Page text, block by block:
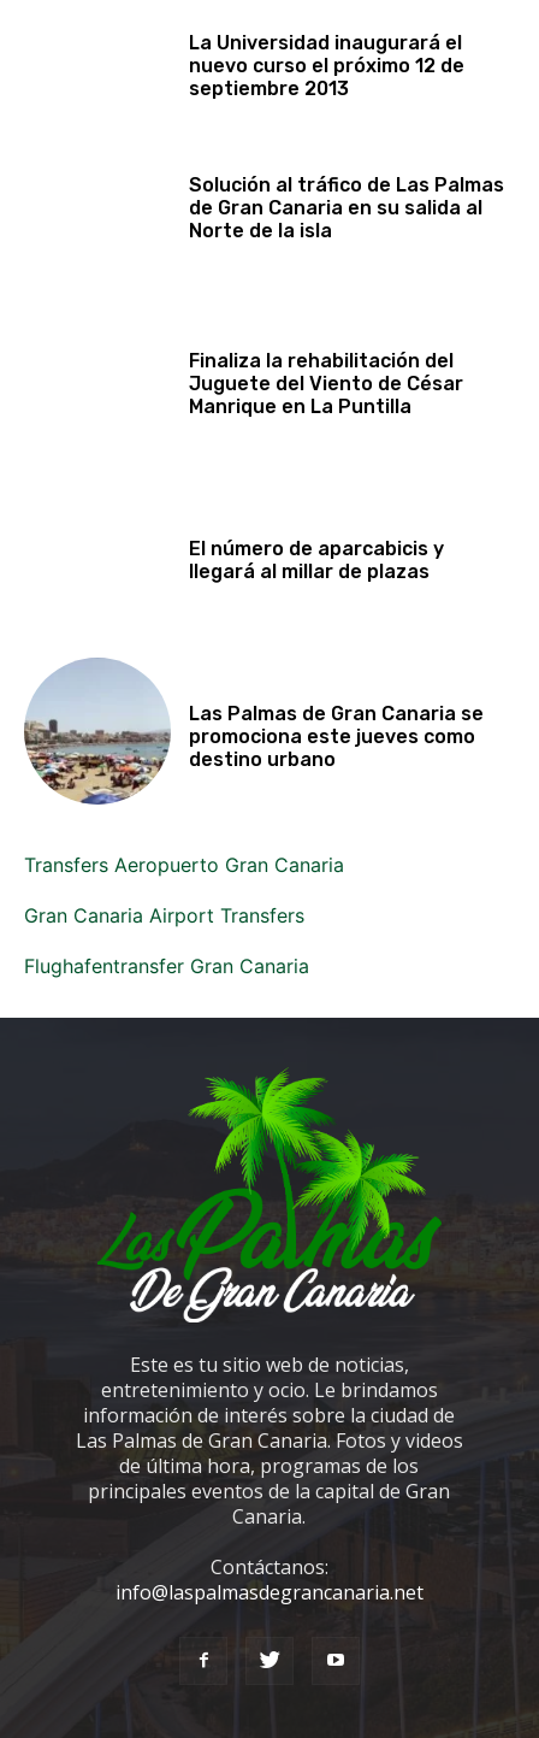
La Universidad inaugurará el
nuevo curso el próximo 12 de
septiembre 2013
Solución al tráfico de Las Palmas
de Gran Canaria en su salida al
Norte de la isla
Finaliza la rehabilitación del
Juguete del Viento de César
Manrique en La Puntilla
El número de aparcabicis y
llegará al millar de plazas
Las Palmas de Gran Canaria se
promociona este jueves como
destino urbano
Transfers Aeropuerto Gran Canaria
Gran Canaria Airport Transfers
Flughafentransfer Gran Canaria
Este es tu sitio web de noticias,
entretenimiento y ocio. Le brindamos
información de interés sobre la ciudad de
Las Palmas de Gran Canaria. Fotos y videos
de última hora, programas de los
principales eventos de la capital de Gran
Canaria.
Contáctanos:
info@laspalmasdegrancanaria.net